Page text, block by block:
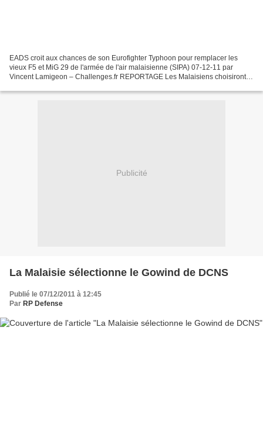
EADS croit aux chances de son Eurofighter Typhoon pour remplacer les
vieux F5 et MiG 29 de l'armée de l'air malaisienne (SIPA) 07-12-11 par
Vincent Lamigeon – Challenges.fr REPORTAGE Les Malaisiens choisiront-
Publicité
La Malaisie sélectionne le Gowind de DCNS
Publié le 07/12/2011 à 12:45
Par RP Defense